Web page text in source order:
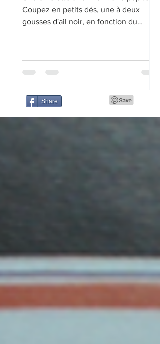
Coupez en petits dés, une à deux
gousses d'ail noir, en fonction du
Share